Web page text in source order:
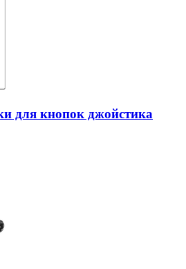
для кнопок джойстика